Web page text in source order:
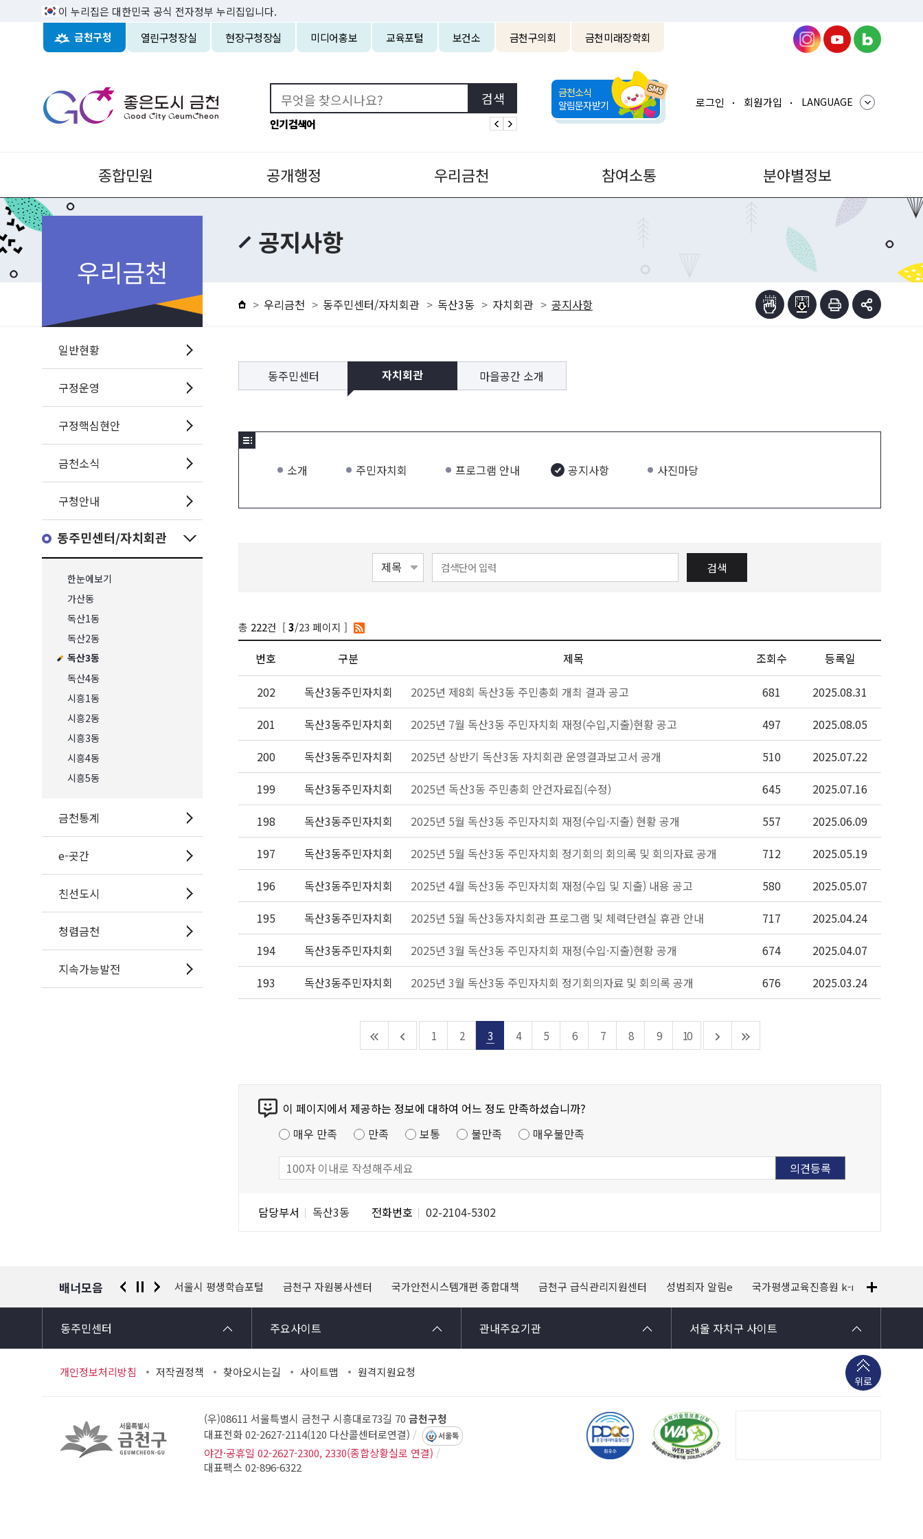
이 누리집은 대한민국 공식 전자정부 누리집입니다.
금천구청 열린구청장실 현장구청장실 미디어홍보 교육포털 보건소 금천구의회 금천미래장학회
인기검색어
금천소식
알림문자받기
로그인 회원가입 LANGUAGE
종합민원 공개행정 우리금천 참여소통 분야별정보
우리금천
일반현황
구정운영
구정핵심현안
금천소식
구청안내
동주민센터/자치회관
한눈에보기
가산동
독산1동
독산2동
독산3동
독산4동
시흥1동
시흥2동
시흥3동
시흥4동
시흥5동
금천통계
e-곳간
친선도시
청렴금천
지속가능발전
공지사항
우리금천 동주민센터/자치회관 독산3동 자치회관 공지사항
동주민센터 자치회관 마을공간 소개
소개 주민자치회 프로그램 안내 공지사항 사진마당
검색
총 222건 [ 3/23 페이지 ]
번호 구분 제목 조회수 등록일
202 독산3동주민자치회 2025년 제8회 독산3동 주민총회 개최 결과 공고 681
2025.08.31
201
독산3동주민자치회 2025년 7월 독산3동 주민자치회 재정(수입,지출)현황 공고 497
2025.08.05
200
독산3동주민자치회 2025년 상반기 독산3동 자치회관 운영결과보고서 공개 510
2025.07.22
199
독산3동주민자치회 2025년 독산3동 주민총회 안건자료집(수정) 645
2025.07.16
198
독산3동주민자치회 2025년 5월 독산3동 주민자치회 재정(수입·지출) 현황 공개 557
2025.06.09
197
독산3동주민자치회 2025년 5월 독산3동 주민자치회 정기회의 회의록 및 회의자료 공개 712
2025.05.19
196
독산3동주민자치회 2025년 4월 독산3동 주민자치회 재정(수입 및 지출) 내용 공고 580
2025.05.07
195
독산3동주민자치회 2025년 5월 독산3동자치회관 프로그램 및 체력단련실 휴관 안내 717
2025.04.24
194
독산3동주민자치회 2025년 3월 독산3동 주민자치회 재정(수입·지출)현황 공개 674
2025.04.07
193
독산3동주민자치회 2025년 3월 독산3동 주민자치회 정기회의자료 및 회의록 공개 676 2025.03.24
1 2 3 4 5 6 7 8 9 10
이 페이지에서 제공하는 정보에 대하여 어느 정도 만족하셨습니까?
매우 만족
만족 보통 불만족 매우불만족
담당부서 독산3동 전화번호 02-2104-5302
배너모음
경찰청 유실물 통합포털 서울시 평생학습포털 금천구 자원봉사센터 국가안전시스템개편 종합대책 금천구 급식관리지원센터 성범죄자 알림e 국가평생교육진흥원 k-mooc
동주민센터 주요사이트 관내주요기관 서울 자치구 사이트
개인정보처리방침 저작권정책 찾아오시는길 사이트맵 원격지원요청
위로
(우)08611 서울특별시 금천구 시흥대로73길 70 금천구청
대표전화 02-2627-2114(120 다산콜센터로연결) 서울톡
야간·공휴일 02-2627-2300, 2330(종합상황실로 연결)
대표팩스 02-896-6322